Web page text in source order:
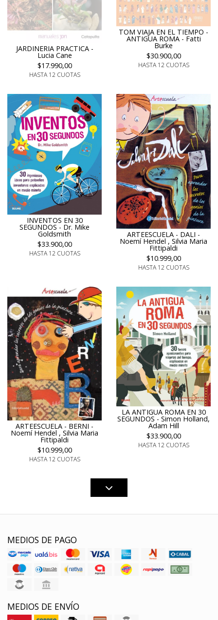
JARDINERIA PRACTICA -
Lucia Cane
$17.990,00
HASTA 12 CUOTAS
TOM VIAJA EN EL TIEMPO -
ANTIGUA ROMA - Fatti
Burke
$30.900,00
HASTA 12 CUOTAS
INVENTOS EN 30
SEGUNDOS - Dr. Mike
Goldsmith
$33.900,00
HASTA 12 CUOTAS
ARTEESCUELA - DALI -
Noemí Hendel , Silvia Maria
Fittipaldi
$10.999,00
HASTA 12 CUOTAS
ARTEESCUELA - BERNI -
Noemí Hendel , Silvia Maria
Fittipaldi
$10.999,00
HASTA 12 CUOTAS
LA ANTIGUA ROMA EN 30
SEGUNDOS - Simon Holland,
Adam Hill
$33.900,00
HASTA 12 CUOTAS
MEDIOS DE PAGO
MEDIOS DE ENVÍO